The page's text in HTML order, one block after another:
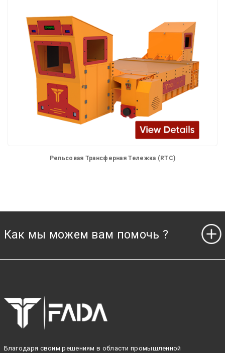
Рельсовая Трансферная Тележка (RTC)
Как мы можем вам помочь ?
Благодаря своим решениям в области промышленной